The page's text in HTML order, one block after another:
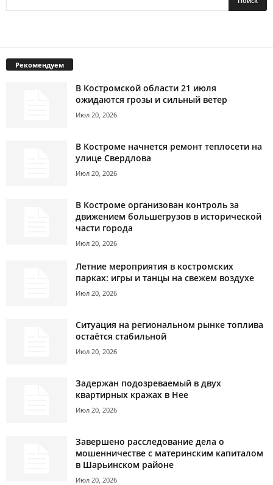
Рекомендуем
В Костромской области 21 июля
ожидаются грозы и сильный ветер
Июл 20, 2026
В Костроме начнется ремонт теплосети на
улице Свердлова
Июл 20, 2026
В Костроме организован контроль за
движением большегрузов в исторической
части города
Июл 20, 2026
Летние мероприятия в костромских
парках: игры и танцы на свежем воздухе
Июл 20, 2026
Ситуация на региональном рынке топлива
остаётся стабильной
Июл 20, 2026
Задержан подозреваемый в двух
квартирных кражах в Нее
Июл 20, 2026
Завершено расследование дела о
мошенничестве с материнским капиталом
в Шарьинском районе
Июл 20, 2026